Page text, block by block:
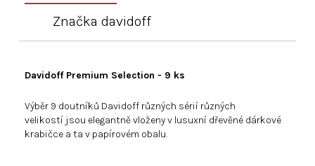
Značka davidoff
Davidoff Premium Selection - 9 ks
Výběr 9 doutníků Davidoff různých sérií různých
velikostí jsou elegantně vloženy v lusuxní dřevěné dárkové
krabičce a ta v papírovém obalu.